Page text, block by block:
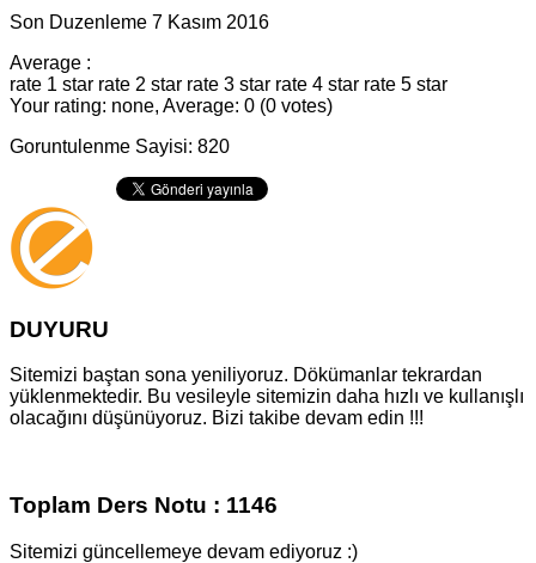
Son Duzenleme 7 Kasım 2016
Average :
rate 1 star rate 2 star rate 3 star rate 4 star rate 5 star
Your rating: none, Average: 0 (0 votes)
Goruntulenme Sayisi: 820
DUYURU
Sitemizi baştan sona yeniliyoruz. Dökümanlar tekrardan
yüklenmektedir. Bu vesileyle sitemizin daha hızlı ve kullanışlı
olacağını düşünüyoruz. Bizi takibe devam edin !!!
Toplam Ders Notu : 1146
Sitemizi güncellemeye devam ediyoruz :)